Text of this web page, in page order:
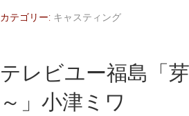
カテゴリー: キャスティング
テレビユー福島「
～」小津ミワ